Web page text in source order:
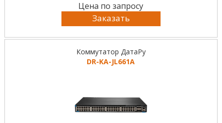
Цена по запросу
Заказать
Коммутатор ДатаРу
DR-KА-JL661A